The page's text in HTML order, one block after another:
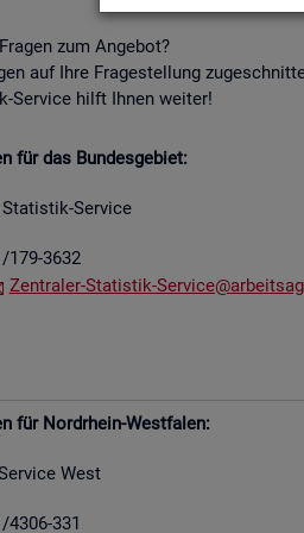
zum An­ge­bot?
auf Ihre Fra­ge­stel­lung
Ser­vice hilft Ihnen wei­ter!
für das Bun­des­ge­biet:
Ser­vice
179-3632
Zen­tra­ler-Sta­tis­tik-
für Nord­rhein-West­fa­len:
West
4306-331